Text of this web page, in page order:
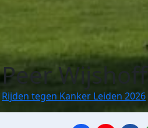
Peer Wijshoff
Rijden tegen Kanker Leiden 2026